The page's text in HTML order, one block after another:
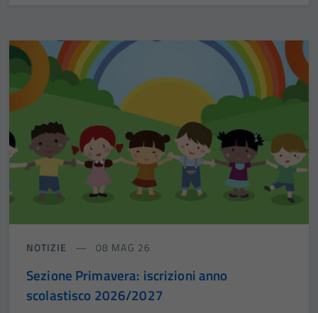
NOTIZIE 08 MAG 26
Sezione Primavera: iscrizioni anno
scolastisco 2026/2027